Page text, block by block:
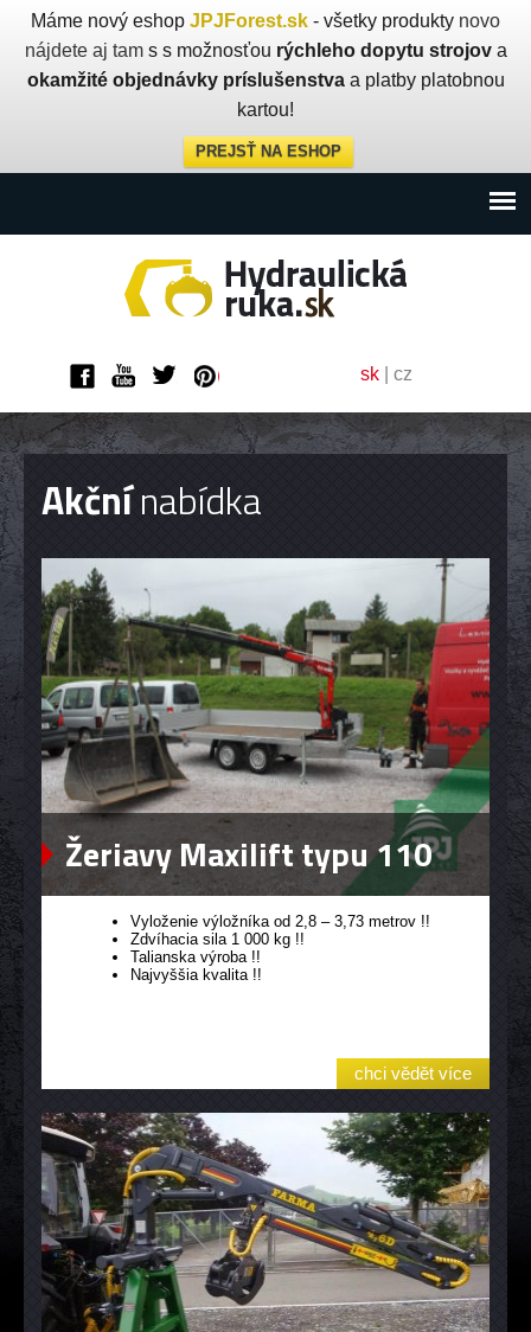
Máme nový eshop JPJForest.sk - všetky produkty novo
nájdete aj tams s možnosťou rýchleho dopytu strojova
okamžité objednávky príslušenstvaa platby platobnou
kartou!
PREJSŤ NA ESHOP
sk cz
Akčnínabídka
Žeriavy Maxilift typu 110
Vyloženie výložníka od 2,8 – 3,73 metrov !!
Zdvíhacia sila 1 000 kg !!
Talianska výroba !!
Najvyššia kvalita !!
chci vědět více